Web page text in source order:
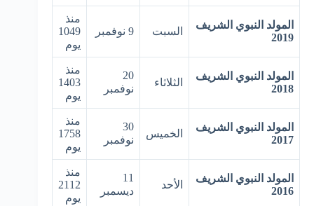
المولد النبوي الشريف
2019
السبت 9 نوفمبر
منذ
1049
يوم
المولد النبوي الشريف
2018
الثلاثاء
20
نوفمبر
منذ
1403
يوم
المولد النبوي الشريف
2017
الخميس
30
نوفمبر
منذ
1758
يوم
المولد النبوي الشريف
2016
الأحد
11
ديسمبر
منذ
2112
يوم